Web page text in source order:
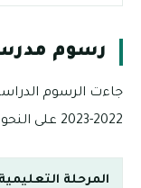
رسوم
جاءت الرسوم
2022-2023 على النحو التالي:
المرحلة التعليمية